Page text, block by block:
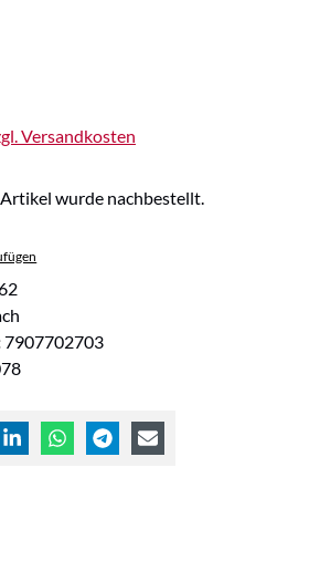
Versandkosten
wurde nachbestellt.
7907702703